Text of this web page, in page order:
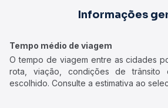
Informações
Tempo médio de viagem
O tempo de viagem entre as cidades
rota, viação, condições de
escolhido. Consulte a estimativa ao